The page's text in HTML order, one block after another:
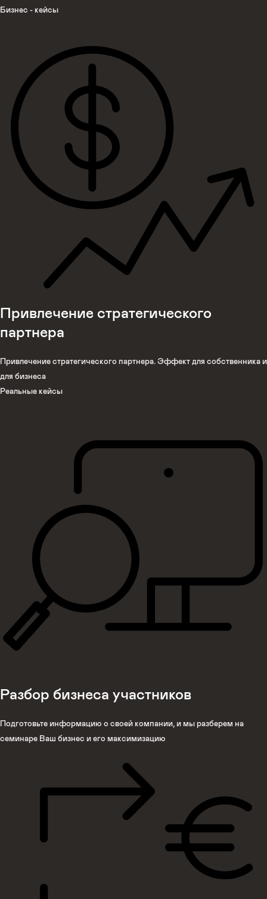
Бизнес - кейсы
Привлечение стратегического
партнера
Привлечение стратегического партнера. Эффект для собственника и
для бизнеса
Реальные кейсы
Разбор бизнеса участников
Подготовьте информацию о своей компании, и мы разберем на
семинаре Ваш бизнес и его максимизацию